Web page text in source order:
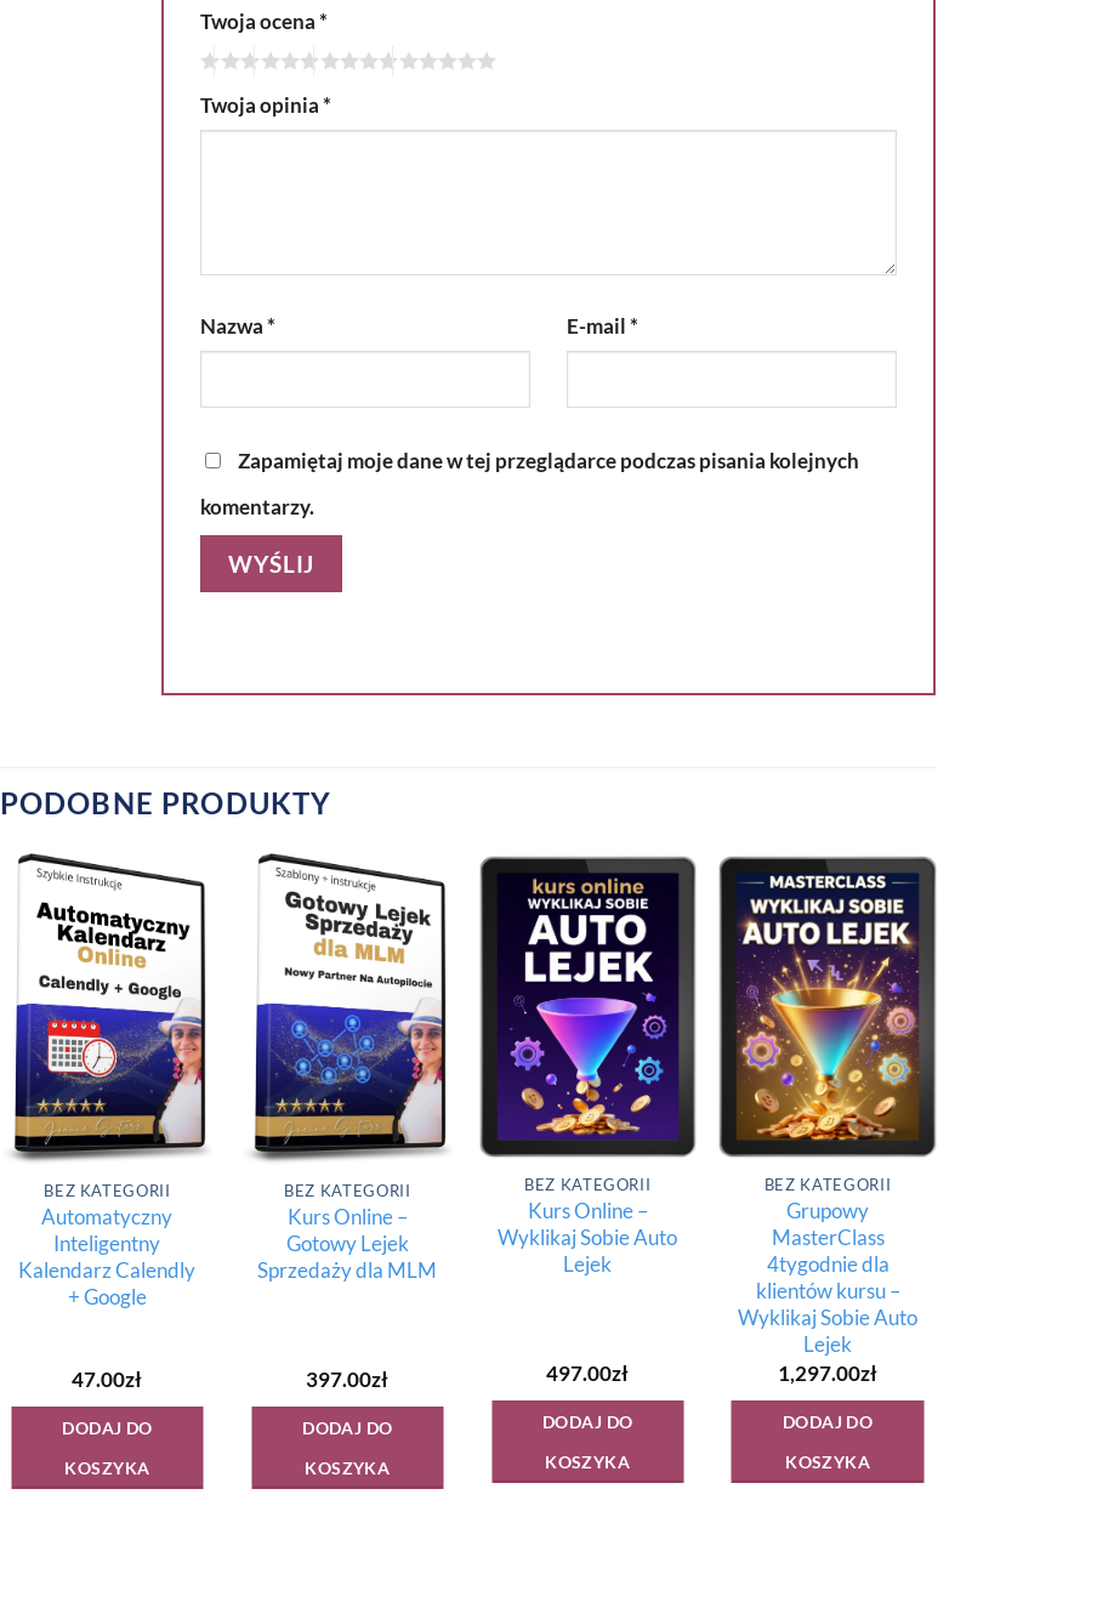
Twoja ocena*
Twoja opinia*
Nazwa* E-mail*
Zapamiętaj moje dane w tej przeglądarce podczas pisania kolejnych
komentarzy.
PODOBNE PRODUKTY
BEZ KATEGORII
Automatyczny
Inteligentny
Kalendarz Calendly
+ Google
47.00zł
DODAJ DO
KOSZYKA
BEZ KATEGORII
Kurs Online –
Gotowy Lejek
Sprzedaży dla MLM
397.00zł
DODAJ DO
KOSZYKA
BEZ KATEGORII
Kurs Online –
Wyklikaj Sobie Auto
Lejek
497.00zł
DODAJ DO
KOSZYKA
BEZ KATEGORII
Grupowy
MasterClass
4tygodnie dla
klientów kursu –
Wyklikaj Sobie Auto
Lejek
1,297.00zł
DODAJ DO
KOSZYKA